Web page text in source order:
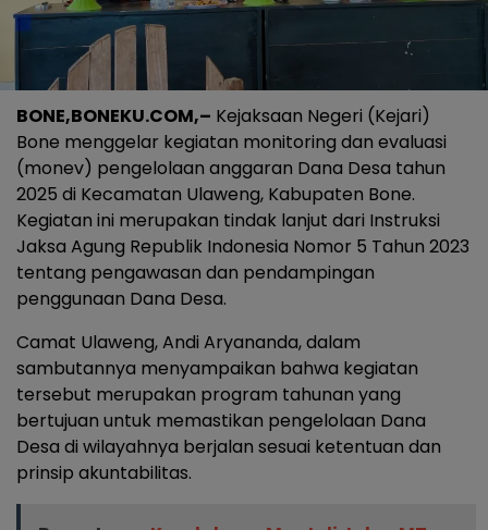
BONE,BONEKU.COM,– Kejaksaan Negeri (Kejari)
Bone menggelar kegiatan monitoring dan evaluasi
(monev) pengelolaan anggaran Dana Desa tahun
2025 di Kecamatan Ulaweng, Kabupaten Bone.
Kegiatan ini merupakan tindak lanjut dari Instruksi
Jaksa Agung Republik Indonesia Nomor 5 Tahun 2023
tentang pengawasan dan pendampingan
penggunaan Dana Desa.
Camat Ulaweng, Andi Aryananda, dalam
sambutannya menyampaikan bahwa kegiatan
tersebut merupakan program tahunan yang
bertujuan untuk memastikan pengelolaan Dana
Desa di wilayahnya berjalan sesuai ketentuan dan
prinsip akuntabilitas.